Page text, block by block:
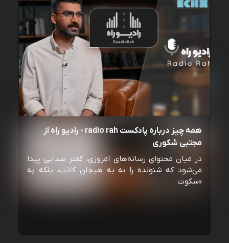
همه چیز درباره پادکست radio rah - رادیو راه از
مجتبی شکوری
در میان محتوای رسانه‌های امروزی، کمتر صدایی پیدا
می‌شود که شنونده را نه به هیجان کاذب، بلکه به
«سکوت